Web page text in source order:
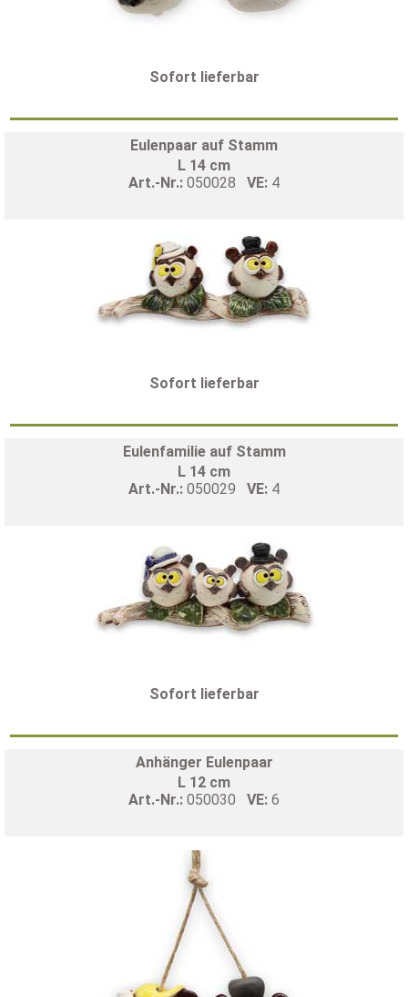
Sofort lieferbar
Eulenpaar auf Stamm
L 14 cm
Art.-Nr.: 050028 VE: 4
Sofort lieferbar
Eulenfamilie auf Stamm
L 14 cm
Art.-Nr.: 050029 VE: 4
Sofort lieferbar
Anhänger Eulenpaar
L 12 cm
Art.-Nr.: 050030 VE: 6